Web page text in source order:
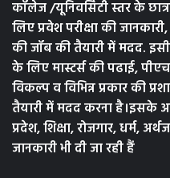
कॉलेज /यूनिवर्सिटी स्तर के
लिए प्रवेश परीक्षा की
की जॉब की तैयारी में मदद.
के लिए मास्टर्स की पढाई,
विकल्प व विभिन्न प्रकार की
तैयारी में मदद करना है।इसके
प्रदेश, शिक्षा, रोजगार,
जानकारी भी दी जा रही हैं